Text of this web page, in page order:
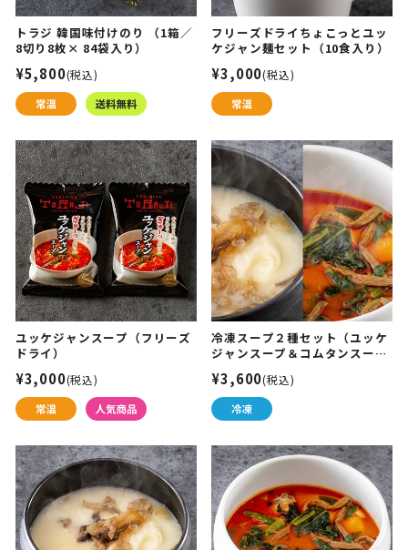
トラジ 韓国味付けのり （1箱／
8切り8枚× 84袋入り）
¥5,800(税込)
フリーズドライちょこっとユッ
ケジャン麺セット（10食入り）
¥3,000(税込)
ユッケジャンスープ（フリーズ
ドライ）
¥3,000(税込)
冷凍スープ２種セット（ユッケ
ジャンスープ＆コムタンスー
¥3,600(税込)